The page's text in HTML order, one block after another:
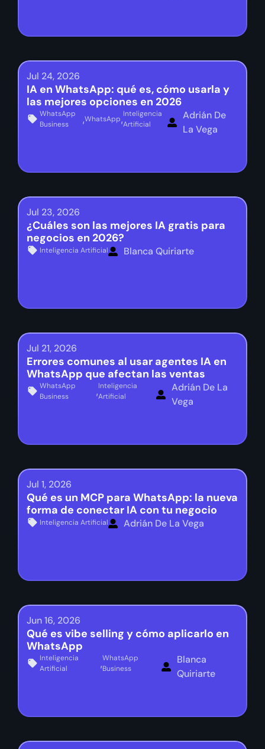
Jul 24, 2026
IA en WhatsApp: qué es, cómo usarla y
las mejores opciones en 2026
WhatsApp
Business
,WhatsApp,Inteligencia
Artificial
Adrián De
La Vega
Jul 23, 2026
¿Cuáles son las mejores IA gratis para
negocios en 2026?
Inteligencia Artificial Blanca Quiriarte
Jul 21, 2026
Errores comunes al usar agentes IA en
WhatsApp que afectan las ventas
WhatsApp
Business
,Inteligencia
Artificial
Adrián De La
Vega
Jul 1, 2026
Qué es un MCP para WhatsApp: la nueva
forma de conectar IA con tu negocio
Inteligencia Artificial Adrián De La Vega
Jun 16, 2026
Qué es vibe selling y cómo aplicarlo en
WhatsApp
Inteligencia
Artificial
,WhatsApp
Business
Blanca
Quiriarte